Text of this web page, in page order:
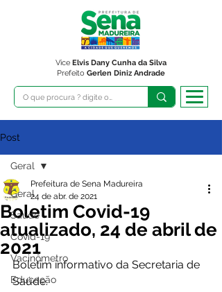
Prefeito Gerlen Diniz Andrade
Vice Elvis Dany Cunha da Silva
Post
Geral
Saúde
Covid-19
Vacinômetro
Educação
Geral
Boletim Covid-19
atualizado, 24 de abril de
2021
Prefeitura de Sena Madureira
24 de abr. de 2021
Boletim informativo da Secretaria de
Saúde.